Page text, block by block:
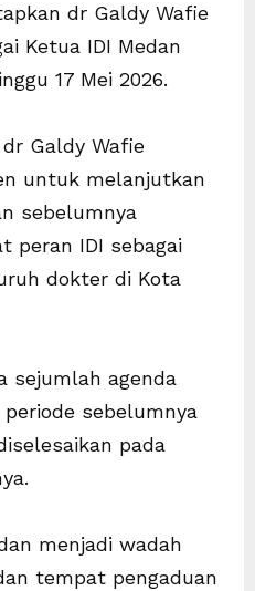
dr Galdy Wafie
Ketua IDI Medan
17 Mei 2026.
Galdy Wafie
untuk melanjutkan
sebelumnya
peran IDI sebagai
dokter di Kota
sejumlah agenda
sebelumnya
pada
menjadi wadah
tempat pengaduan